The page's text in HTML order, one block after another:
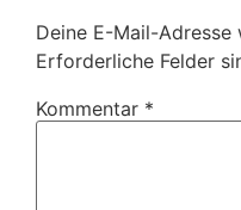
Deine E-Mail-
Erforderliche Felder
Kommentar *